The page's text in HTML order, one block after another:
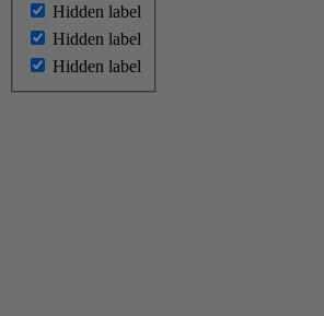
Hidden label
Hidden label
Hidden label